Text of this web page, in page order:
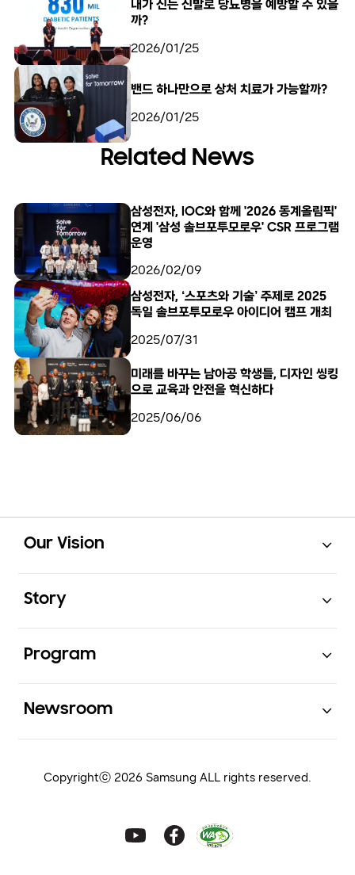
내가 신는 신발로 당뇨병을 예방할 수 있을
까?
2026/01/25
밴드 하나만으로 상처 치료가 가능할까?
2026/01/25
Related News
삼성전자, IOC와 함께 '2026 동계올림픽'
연계 '삼성 솔브포투모로우' CSR 프로그램
운영
2026/02/09
삼성전자, ‘스포츠와 기술’ 주제로 2025
독일 솔브포투모로우 아이디어 캠프 개최
2025/07/31
미래를 바꾸는 남아공 학생들, 디자인 씽킹
으로 교육과 안전을 혁신하다
2025/06/06
Our Vision
Story
Program
Newsroom
Copyrightⓒ 2026 Samsung ALL rights reserved.